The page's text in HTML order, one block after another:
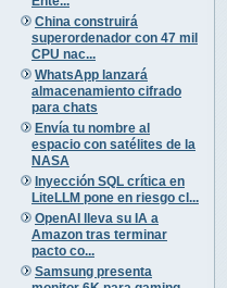
China construirá
superordenador con 47 mil
CPU nac...
WhatsApp lanzará
almacenamiento cifrado
para chats
Envía tu nombre al
espacio con satélites de la
NASA
Inyección SQL crítica en
LiteLLM pone en riesgo cl...
OpenAI lleva su IA a
Amazon tras terminar
pacto co...
Samsung presenta